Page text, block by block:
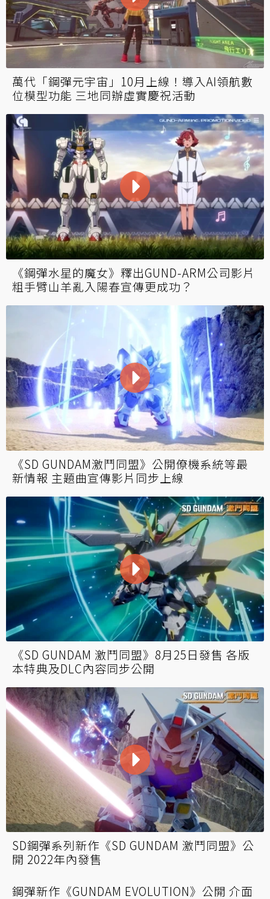
萬代「鋼彈元宇宙」10月上線！導入AI領航數
位模型功能 三地同辦虛實慶祝活動
《鋼彈水星的魔女》釋出GUND-ARM公司影片
粗手臂山羊亂入陽春宣傳更成功？
《SD GUNDAM激鬥同盟》公開僚機系統等最
新情報 主題曲宣傳影片同步上線
《SD GUNDAM 激鬥同盟》8月25日發售 各版
本特典及DLC內容同步公開
SD鋼彈系列新作《SD GUNDAM 激鬥同盟》公
開 2022年內發售
鋼彈新作《GUNDAM EVOLUTION》公開 介面